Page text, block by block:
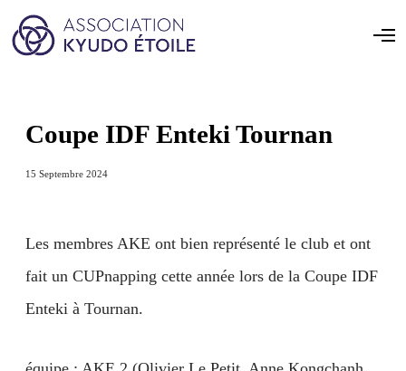
Coupe IDF Enteki Tournan
15 Septembre 2024
Les membres AKE ont bien représenté le club et ont
fait un CUPnapping cette année lors de la Coupe IDF
Enteki à Tournan.